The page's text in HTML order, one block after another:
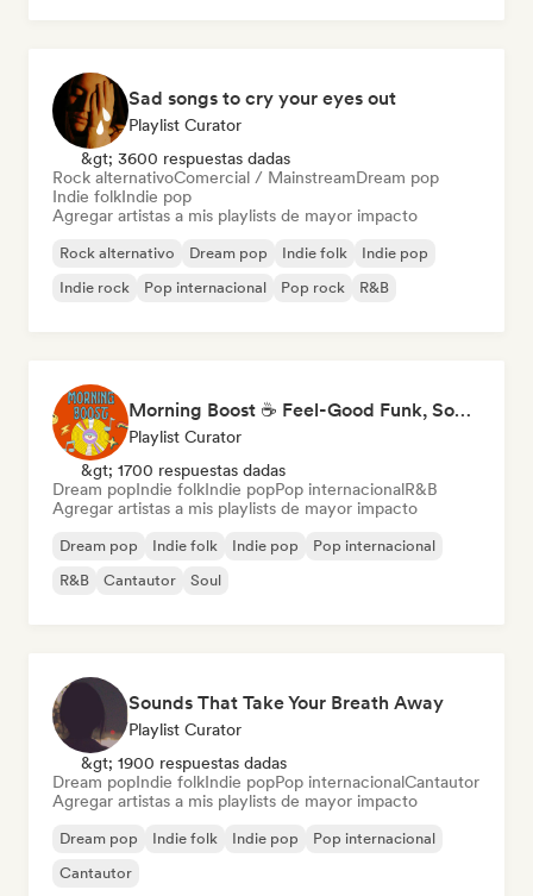
Sad songs to cry your eyes out
Playlist Curator
&gt; 3600 respuestas dadas
Rock alternativoComercial / MainstreamDream pop
Indie folkIndie pop
Agregar artistas a mis playlists de mayor impacto
Rock alternativo Dream pop Indie folk
Indie pop
Indie rock
Pop internacional Pop rock R&B
Morning Boost ☕ Feel-Good Funk, Soul & Neo-Soul to Wake Up
Playlist Curator
&gt; 1700 respuestas dadas
Dream popIndie folkIndie popPop internacionalR&B
Agregar artistas a mis playlists de mayor impacto
Dream pop Indie folk Indie pop
Pop internacional
R&B
Cantautor Soul
Sounds That Take Your Breath Away
Playlist Curator
&gt; 1900 respuestas dadas
Dream popIndie folkIndie popPop internacionalCantautor
Agregar artistas a mis playlists de mayor impacto
Dream pop Indie folk Indie pop
Pop internacional
Cantautor